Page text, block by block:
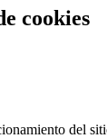
cookies
del